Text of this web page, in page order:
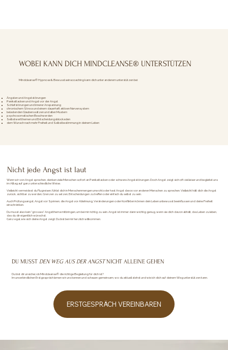
WOBEI KANN DICH MINDCLEANSE® UNTERSTÜTZEN
Mindcleanse® Hypnose & Bewusstseinscoaching kann dich unter anderem unterstützen bei:
Ängsten und Angststörungen
Panikattacken und Angst vor der Angst
Schlafstörungen und innerer Anspannung
chronischem Stress und einem dauerhaft aktiven Nervensystem
belastenden Glaubenssätzen und alten Mustern
psychosomatischen Beschwerden
Selbstwertthemen und Entscheidungsblockaden
dem Wunsch nach mehr Freiheit und Selbstbestimmung in deinem Leben
Nicht jede Angst ist laut
Wenn wir von Angst sprechen, denken viele Menschen sofort an Panikattacken oder schwere Angststörungen. Doch Angst zeigt sich oft viel leiser und begleitet uns
im Alltag auf ganz unterschiedliche Weise.
Vielleicht vermeidest du Flugreisen, fühlst dich in Menschenmengen unwohl oder hast Angst davor, vor anderen Menschen zu sprechen. Vielleicht hält dich die Angst
zurück, sichtbar zu werden, Grenzen zu setzen, Entscheidungen zu treffen oder einfach du selbst zu sein.
Auch Prüfungsangst, Angst vor Spinnen, die Angst vor Ablehnung, Veränderungen oder Konflikten können dein Leben unbewusst beeinflussen und deine Freiheit
einschränken.
Du musst also kein "grosses" Angstthema mitbringen, um bei mir richtig zu sein. Angst ist immer dann wichtig genug, wenn sie dich davon abhält, das Leben zu leben,
das du dir eigentlich wünschst.
Ganz egal, wie sich deine Angst zeigt: Du bist bei mir herzlich willkommen.
DU MUSST DEN WEG AUS DER ANGSTNICHT ALLEINE GEHEN
Du bist dir unsicher, ob Mindcleanse® die richtige Begleitung für dich ist?
Im unverbindlichen Erstgespräch lernen wir uns kennen und schauen gemeinsam, wo du aktuell stehst und wie ich dich auf deinem Weg unterstützen kann.
ERSTGESPRÄCH VEREINBAREN